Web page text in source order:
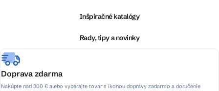
e
Inšpiračné katalógy
Rady, tipy a novinky
Doprava zdarma
Nakúpte nad 300 € alebo vyberajte tovar s ikonou dopravy zadarmo a doručenie